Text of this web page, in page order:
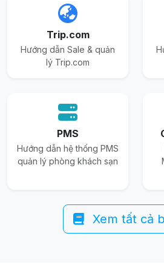
Trip.com
Hướng dẫn Sale & quản
lý Trip.com
PMS
Hướng dẫn hệ thống PMS
quản lý phòng khách sạn
Xem tất cả